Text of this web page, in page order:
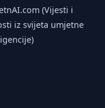
(Vijesti i
iz svijeta umjetne